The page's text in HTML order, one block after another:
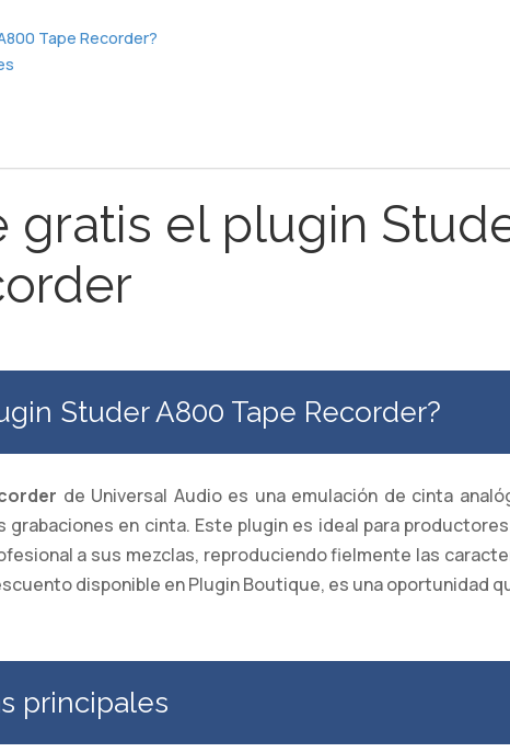
Tape Recorder?
gratis el plugin
Studer A800 Tape Recorder?
de Universal Audio es una emulación de cinta
grabaciones en cinta. Este plugin es ideal para
a sus mezclas, reproduciendo fielmente las
disponible en Plugin Boutique, es una oportunidad
principales